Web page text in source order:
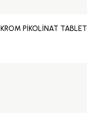
KROM PİKOLİNAT TABLET